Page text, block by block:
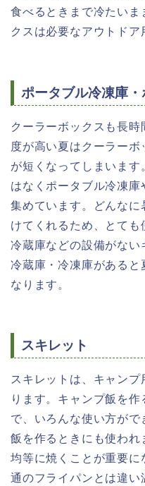
食べるときまで冷たいま
クスは必要なアウトドア
ポータブル冷凍庫
クーラーボックスも長
度が高い夏はクーラー
が短くなってしまいま
はなくポータブル冷凍
集めています。どんな
けてくれるため、とても
冷蔵庫などの設備がな
冷蔵庫・冷凍庫があると
なります。
スキレット
スキレットは、キャン
ります。キャンプ飯を
で、いろんな使い方が
飯を作るときにも使われ
均等に焼くことが重要
通のフライパンとは違